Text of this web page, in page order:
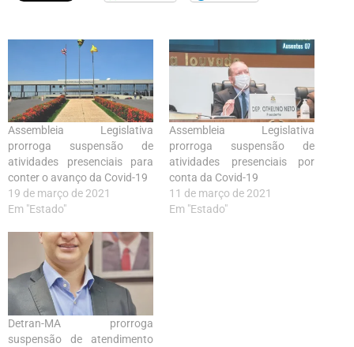
Assembleia Legislativa
prorroga suspensão de
atividades presenciais para
conter o avanço da Covid-19
19 de março de 2021
Em "Estado"
Assembleia Legislativa
prorroga suspensão de
atividades presenciais por
conta da Covid-19
11 de março de 2021
Em "Estado"
Detran-MA prorroga
suspensão de atendimento